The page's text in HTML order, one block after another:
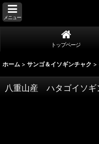
メニュー
トップページ
ホーム > サンゴ＆イソギンチャク >
八重山産 ハタゴイソ